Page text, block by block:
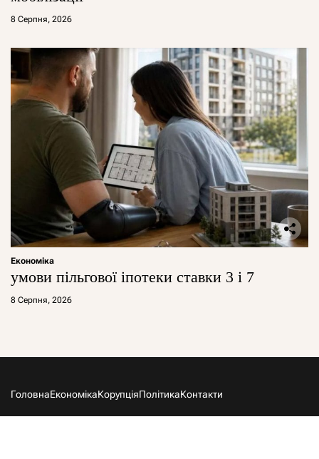
8 Серпня, 2026
Економіка
умови пільгової іпотеки ставки 3 і 7
8 Серпня, 2026
ГоловнаЕкономікаКорупціяПолітикаКонтакти